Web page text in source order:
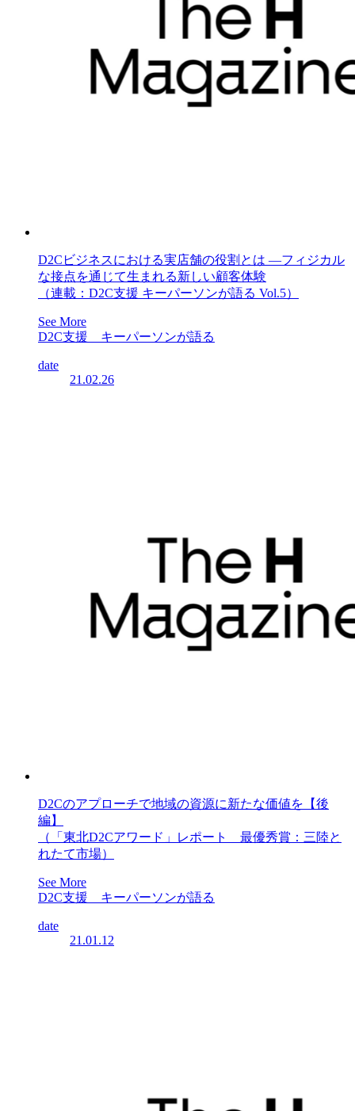
D2Cビジネスにおける実店舗の役割とは ―フィジカル
な接点を通じて生まれる新しい顧客体験
（連載：D2C支援 キーパーソンが語る Vol.5）
See More
D2C支援 キーパーソンが語る
date
21.02.26
D2Cのアプローチで地域の資源に新たな価値を【後
編】
（「東北D2Cアワード」レポート 最優秀賞：三陸と
れたて市場）
See More
D2C支援 キーパーソンが語る
date
21.01.12